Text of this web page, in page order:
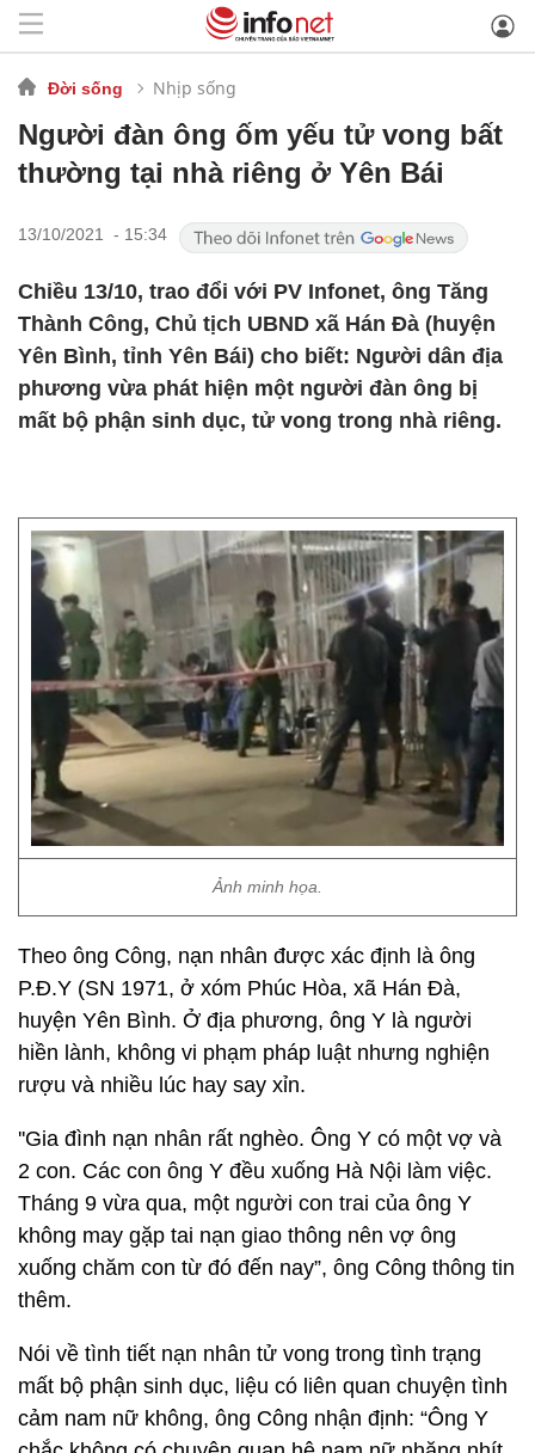
Đời sống Nhịp sống
Người đàn ông ốm yếu tử vong bất
thường tại nhà riêng ở Yên Bái
13/10/2021 - 15:34
Chiều 13/10, trao đổi với PV Infonet, ông Tăng
Thành Công, Chủ tịch UBND xã Hán Đà (huyện
Yên Bình, tỉnh Yên Bái) cho biết: Người dân địa
phương vừa phát hiện một người đàn ông bị
mất bộ phận sinh dục, tử vong trong nhà riêng.
Ảnh minh họa.
Theo ông Công, nạn nhân được xác định là ông
P.Đ.Y (SN 1971, ở xóm Phúc Hòa, xã Hán Đà,
huyện Yên Bình. Ở địa phương, ông Y là người
hiền lành, không vi phạm pháp luật nhưng nghiện
rượu và nhiều lúc hay say xỉn.
''Gia đình nạn nhân rất nghèo. Ông Y có một vợ và
2 con. Các con ông Y đều xuống Hà Nội làm việc.
Tháng 9 vừa qua, một người con trai của ông Y
không may gặp tai nạn giao thông nên vợ ông
xuống chăm con từ đó đến nay”, ông Công thông tin
thêm.
Nói về tình tiết nạn nhân tử vong trong tình trạng
mất bộ phận sinh dục, liệu có liên quan chuyện tình
cảm nam nữ không, ông Công nhận định: “Ông Y